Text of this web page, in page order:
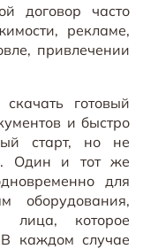
договор часто
рекламе,
привлечении
готовый
и быстро
старт, но не
Один и тот же
для
оборудования,
лица, которое
каждом случае